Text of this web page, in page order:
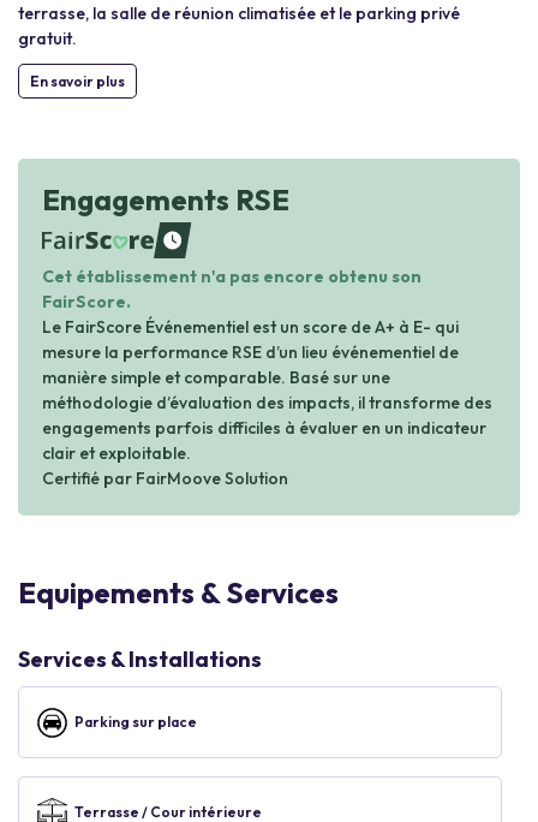
terrasse, la salle de réunion climatisée et le parking privé
gratuit.
En savoir plus
Engagements RSE
waiting
Cet établissement n'a pas encore obtenu son
FairScore.
Le FairScore Événementiel est un score de A+ à E- qui
mesure la performance RSE d’un lieu événementiel de
manière simple et comparable. Basé sur une
méthodologie d’évaluation des impacts, il transforme des
engagements parfois difficiles à évaluer en un indicateur
clair et exploitable.
Certifié par FairMoove Solution
Equipements & Services
Services & Installations
Parking sur place
Terrasse / Cour intérieure